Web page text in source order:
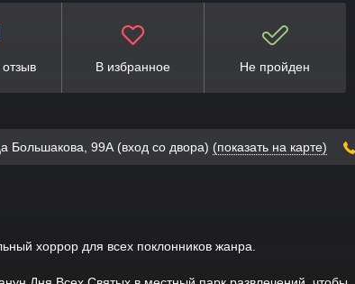
В избранное Не пройден
Большакова, 99А (вход со двора) (показать на карте)
хоррор для всех поклонников жанра.